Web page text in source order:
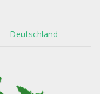
Deutschland